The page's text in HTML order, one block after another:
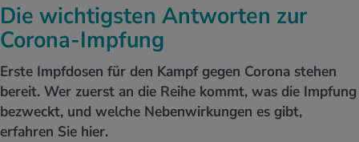
Essen
& Intoleranzen
& Outdoor
& Biken
Life Balance
iMpuls
THEMEN IM BEREICH SERVICES
Angebote
Die wichtigsten Antworten zur
Corona-Impfung
Erste Impfdosen für den Kampf gegen Corona stehen
bereit. Wer zuerst an die Reihe kommt, was die Impfung
bezweckt, und welche Nebenwirkungen es gibt,
erfahren Sie hier.